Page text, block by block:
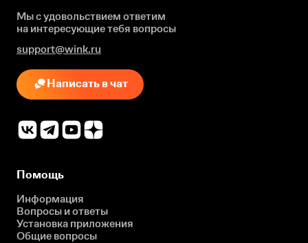
Мы с удовольствием ответим
на интересующиетебя вопросы
support@wink.ru
Написать в чат
Помощь
Информация
Вопросы и ответы
Установка приложения
Общие вопросы